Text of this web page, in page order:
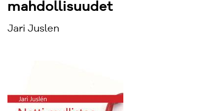
mahdollisuudet
Jari Juslen